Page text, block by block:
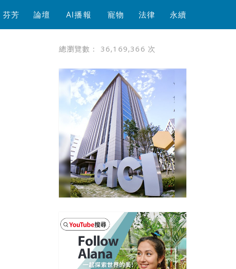
芬芳 論壇 AI播報 寵物 法律 永續
總瀏覽數： 36,169,366 次